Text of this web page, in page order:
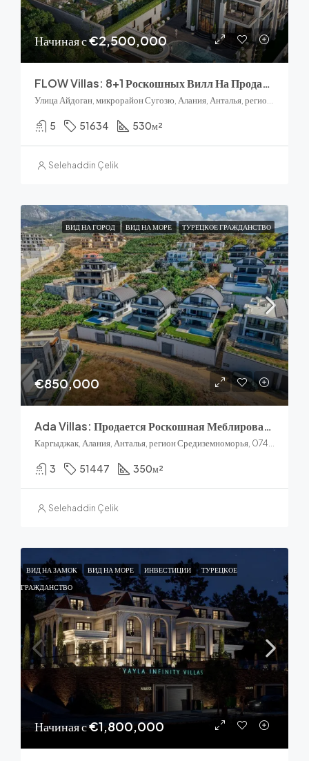
Начиная с€2,500,000
FLOW Villas: 8+1 Роскошных Вилл На Продажу В Тепе, Аланья
5 51634 530м²
Selehaddin Çelik
ВИД НА ГОРОД ВИД НА МОРЕ ТУРЕЦКОЕ ГРАЖДАНСТВО
€850,000
Ada Villas: Продается Роскошная Меблированная Вилла 6+1 В Каргиджаке, Алания
3 51447 350м²
Selehaddin Çelik
ВИД НА ЗАМОК ВИД НА МОРЕ ИНВЕСТИЦИИ ТУРЕЦКОЕ
ГРАЖДАНСТВО
Начиная с€1,800,000